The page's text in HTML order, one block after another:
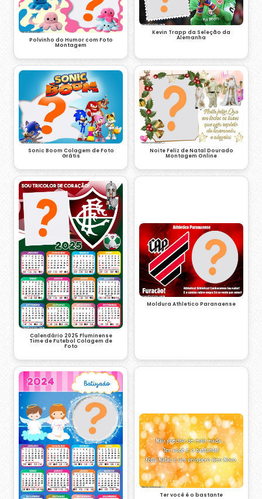
Polvinho do Humor com Foto
Montagem
Kevin Trapp da Seleção da
Alemanha
Sonic Boom Colagem de Foto
Grátis
Noite Feliz de Natal Dourado
Montagem Online
Calendário 2025 Fluminense
Time de Futebol Colagem de
Foto
Moldura Athletico Paranaense
Ter você é o bastante